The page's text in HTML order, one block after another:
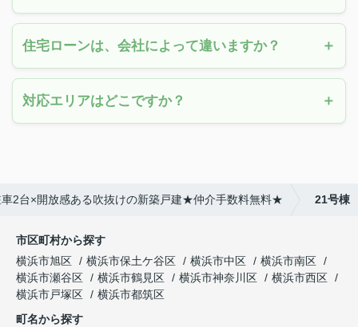
住宅ローンは、会社によって違いますか？
対応エリアはどこですか？
車2台×開放感ある吹抜けの新築戸建★仲介手数料無料★ 21号棟
市区町村から探す
横浜市旭区
横浜市保土ケ谷区 横浜市中区
横浜市南区
横浜市瀬谷区
横浜市鶴見区 横浜市神奈川区
横浜市西区
横浜市戸塚区
横浜市都筑区
町名から探す